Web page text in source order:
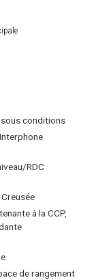
conditions
RDC
à la CCP,
de rangement